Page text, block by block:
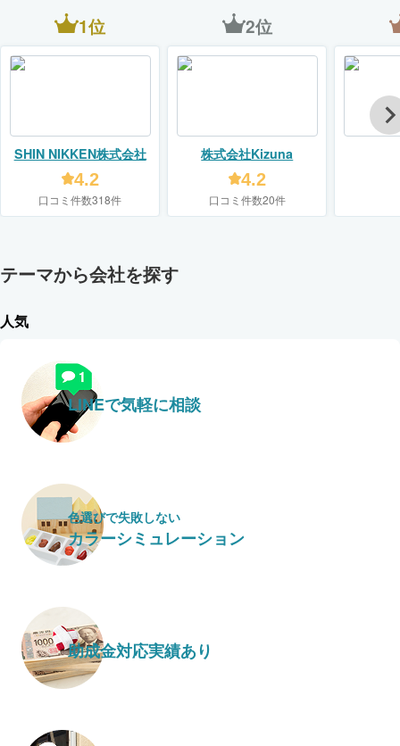
1位
SHIN NIKKEN株式会社
4.2
口コミ件数318件
2位
株式会社Kizuna
4.2
口コミ件数20件
テーマから会社を探す
人気
LINEで気軽に相談
色選びで失敗しない
カラーシミュレーション
助成金対応実績あり